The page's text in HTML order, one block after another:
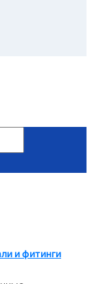
и фитинги